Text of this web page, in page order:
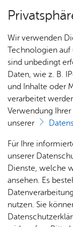
Über­sicht
Rat­
haus &
Bür­
ger­
ser­vice
Rat­
häu­ser
Nach­
rich­
ten,
& Bil­
der
Ämter A–Z
Die
Die
den
Die
Wir verwenden
Technologien auf
sind unbedingt
Daten, wie z. B.
und Inhalte oder
verarbeitet
Verwendung
unserer
Für Ihre
unserer
Dienste, welche
ansehen. Es
nutzen. Sie